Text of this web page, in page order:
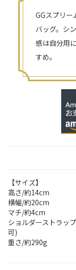
GGスプリー
バッグ。シ
感は自分用
すめ。
【サイズ】
高さ/約14cm
横幅/約20cm
マチ/約4cm
ショルダーストラッ
可)
重さ/約290g